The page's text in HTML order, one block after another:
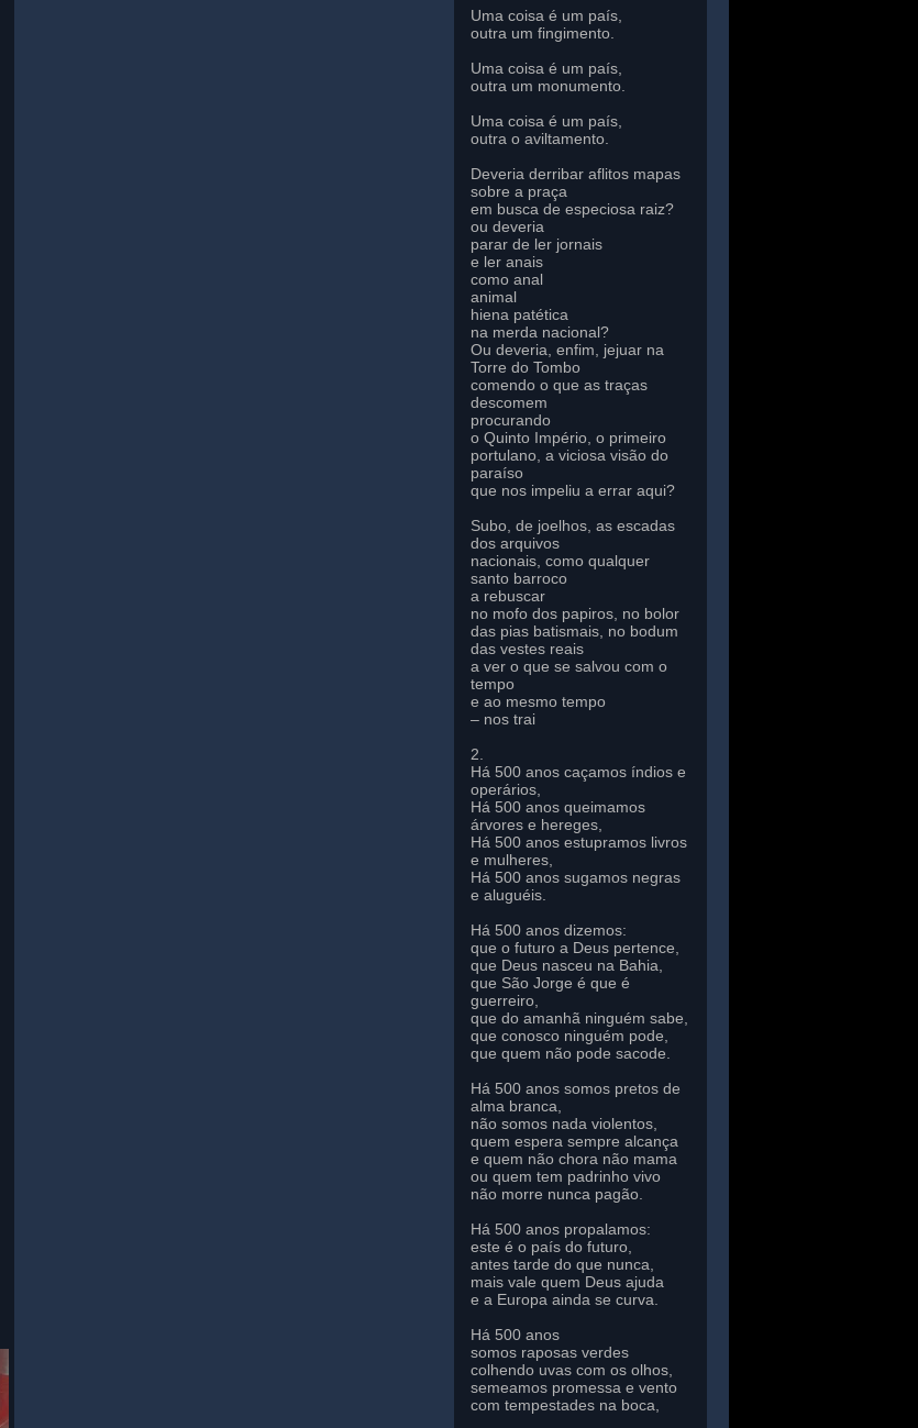
Uma coisa é um país,
outra um fingimento.
Uma coisa é um país,
outra um monumento.
Uma coisa é um país,
outra o aviltamento.
Deveria derribar aflitos mapas
sobre a praça
em busca de especiosa raiz?
ou deveria
parar de ler jornais
e ler anais
como anal
animal
hiena patética
na merda nacional?
Ou deveria, enfim, jejuar na
Torre do Tombo
comendo o que as traças
descomem
procurando
o Quinto Império, o primeiro
portulano, a viciosa visão do
paraíso
que nos impeliu a errar aqui?
Subo, de joelhos, as escadas
dos arquivos
nacionais, como qualquer
santo barroco
a rebuscar
no mofo dos papiros, no bolor
das pias batismais, no bodum
das vestes reais
a ver o que se salvou com o
tempo
e ao mesmo tempo
– nos trai
2.
Há 500 anos caçamos índios e
operários,
Há 500 anos queimamos
árvores e hereges,
Há 500 anos estupramos livros
e mulheres,
Há 500 anos sugamos negras
e aluguéis.
Há 500 anos dizemos:
que o futuro a Deus pertence,
que Deus nasceu na Bahia,
que São Jorge é que é
guerreiro,
que do amanhã ninguém sabe,
que conosco ninguém pode,
que quem não pode sacode.
Há 500 anos somos pretos de
alma branca,
não somos nada violentos,
quem espera sempre alcança
e quem não chora não mama
ou quem tem padrinho vivo
não morre nunca pagão.
Há 500 anos propalamos:
este é o país do futuro,
antes tarde do que nunca,
mais vale quem Deus ajuda
e a Europa ainda se curva.
Há 500 anos
somos raposas verdes
colhendo uvas com os olhos,
semeamos promessa e vento
com tempestades na boca,